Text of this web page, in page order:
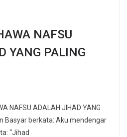
NAFSU
YANG PALING
NAFSU ADALAH JIHAD YANG
Basyar berkata: Aku mendengar
“Jihad